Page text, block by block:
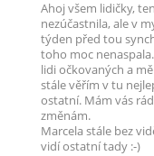
Ahoj všem lidičky,
nezúčastnila, ale v
týden před tou
toho moc
lidi očkovaných a
stále věřím v tu
ostatní. Mám vás
změnám.
Marcela stále bez
vidí ostatní tady :-)